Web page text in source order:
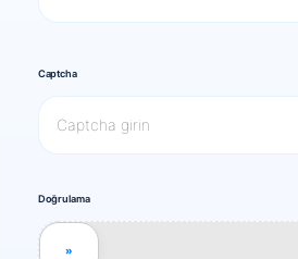
Captcha
Doğrulama
»